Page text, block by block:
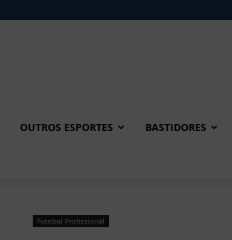
OUTROS ESPORTES BASTIDORES
Futebol Profissional